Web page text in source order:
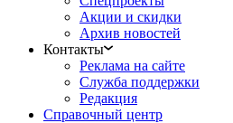
Акции и скидки
Архив новостей
Контакты
Реклама на сайте
Служба поддержки
Редакция
Справочный центр